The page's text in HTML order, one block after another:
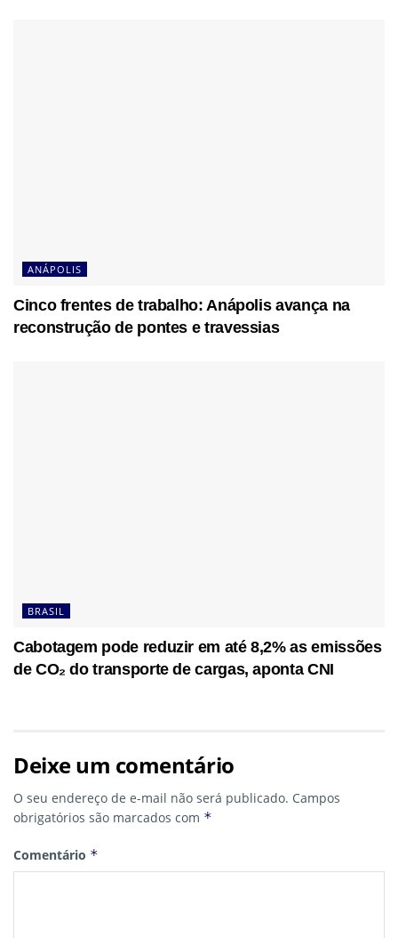
ANÁPOLIS
Cinco frentes de trabalho: Anápolis avança na
reconstrução de pontes e travessias
BRASIL
Cabotagem pode reduzir em até 8,2% as emissões
de CO₂ do transporte de cargas, aponta CNI
Deixe um comentário
O seu endereço de e-mail não será publicado. Campos
obrigatórios são marcados com *
Comentário *